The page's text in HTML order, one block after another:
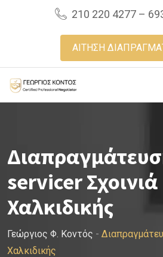
210 220 4277 –
ΑΙΤΗΣΗ
servicer Σχοινιά
Χαλκιδικής
Γεώργιος Φ. Κοντός -
Χαλκιδικής